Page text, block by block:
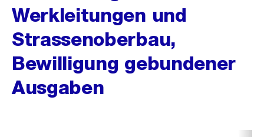
Werkleitungen und
Strassenoberbau,
Bewilligung gebundener
Ausgaben